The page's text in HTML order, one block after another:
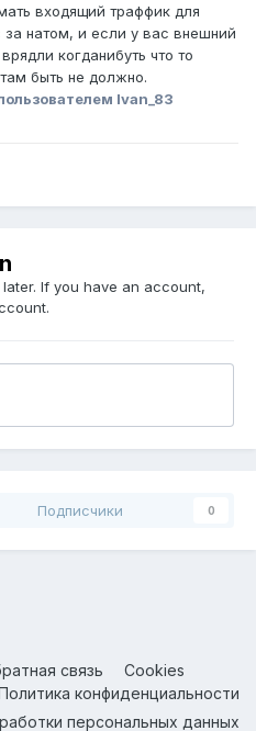
входящий траффик для
за натом, и если у вас внешний
когданибуть что то
быть не должно.
Ivan_83
If you have an account,
Подписчики 0
связь
Cookies
конфиденциальности
персональных данных